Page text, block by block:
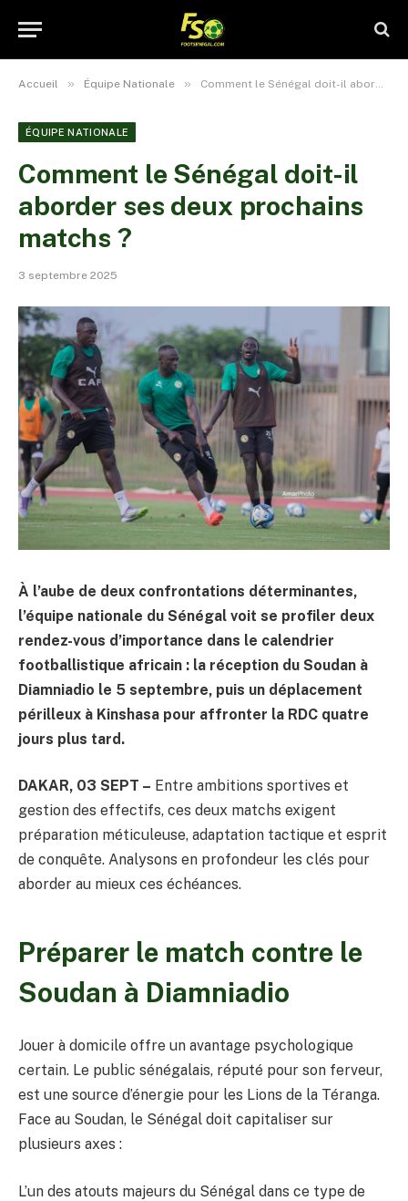
Accueil » Équipe Nationale » Comment le Sénégal doit-il aborder ses deux prochains matchs ?
ÉQUIPE NATIONALE
Comment le Sénégal doit-il
aborder ses deux prochains
matchs ?
3 septembre 2025
À l’aube de deux confrontations déterminantes,
l’équipe nationale du Sénégal voit se profiler deux
rendez-vous d’importance dans le calendrier
footballistique africain : la réception du Soudan à
Diamniadio le 5 septembre, puis un déplacement
périlleux à Kinshasa pour affronter la RDC quatre
jours plus tard.
DAKAR, 03 SEPT – Entre ambitions sportives et
gestion des effectifs, ces deux matchs exigent
préparation méticuleuse, adaptation tactique et esprit
de conquête. Analysons en profondeur les clés pour
aborder au mieux ces échéances.
Préparer le match contre le
Soudan à Diamniadio
Jouer à domicile offre un avantage psychologique
certain. Le public sénégalais, réputé pour son ferveur,
est une source d’énergie pour les Lions de la Téranga.
Face au Soudan, le Sénégal doit capitaliser sur
plusieurs axes :
L’un des atouts majeurs du Sénégal dans ce type de